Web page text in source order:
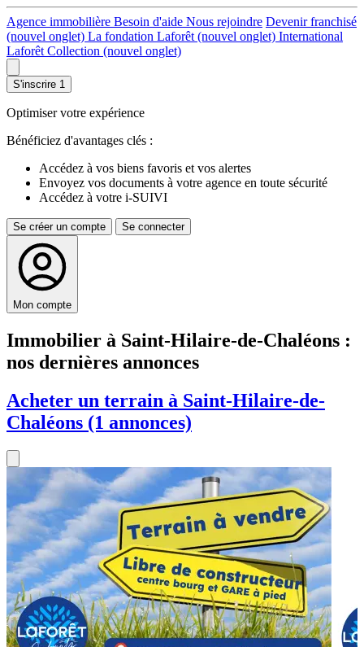
Agence immobilière Besoin d'aide Nous rejoindre Devenir franchisé
(nouvel onglet) La fondation Laforêt (nouvel onglet) International
Laforêt Collection (nouvel onglet)
S'inscrire 1
Optimiser votre expérience
Bénéficiez d'avantages clés :
Accédez à vos biens favoris et vos alertes
Envoyez vos documents à votre agence en toute sécurité
Accédez à votre i-SUIVI
Se créer un compte Se connecter
Mon compte
Immobilier à Saint-Hilaire-de-Chaléons :
nos dernières annonces
Acheter un terrain à Saint-Hilaire-de-
Chaléons (1 annonces)